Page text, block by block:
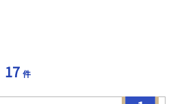
17 件